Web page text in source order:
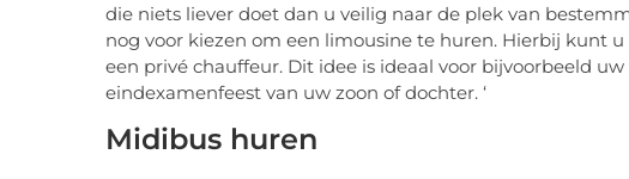
die niets liever doet dan u veilig naar de plek van
nog voor kiezen om een limousine te huren. Hierbij kunt
een privé chauffeur. Dit idee is ideaal voor bijvoorbeeld
eindexamenfeest van uw zoon of dochter. ‘
Midibus huren